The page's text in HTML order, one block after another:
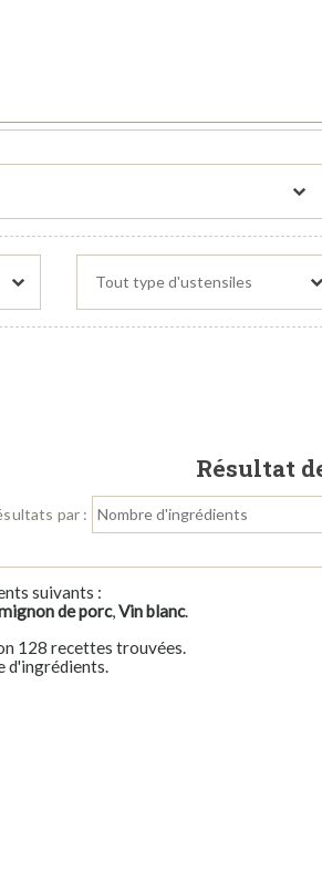
Résultat
par :
suivants :
de porc,Vin blanc.
128 recettes trouvées.
d'ingrédients.